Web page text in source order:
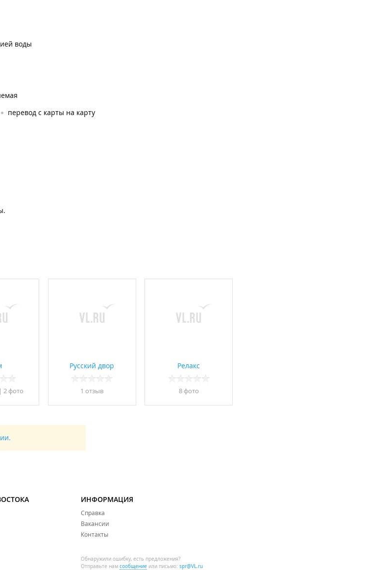
воды
перевод с карты на карту
| 2 фото
Русский двор
1 отзыв
Релакс
8 фото
ИНФОРМАЦИЯ
Справка
Вакансии
Контакты
Обнаружили ошибку, есть предложения?
Отправьте нам сообщение или письмо: spr@VL.ru